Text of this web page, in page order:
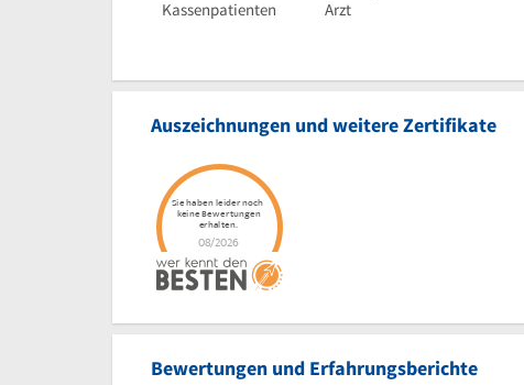
Kassenpatienten
Arzt
Auszeichnungen und weitere Zertifikate
Bewertungen und Erfahrungsberichte